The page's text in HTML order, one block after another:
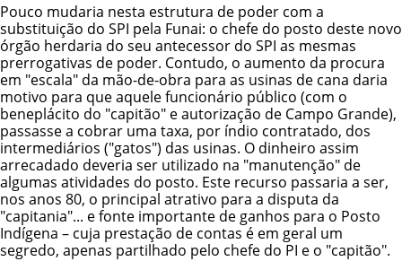
Pouco mudaria nesta estrutura de poder com a
substituição do SPI pela Funai: o chefe do posto deste novo
órgão herdaria do seu antecessor do SPI as mesmas
prerrogativas de poder. Contudo, o aumento da procura
em "escala" da mão-de-obra para as usinas de cana daria
motivo para que aquele funcionário público (com o
beneplácito do "capitão" e autorização de Campo Grande),
passasse a cobrar uma taxa, por índio contratado, dos
intermediários ("gatos") das usinas. O dinheiro assim
arrecadado deveria ser utilizado na "manutenção" de
algumas atividades do posto. Este recurso passaria a ser,
nos anos 80, o principal atrativo para a disputa da
"capitania"... e fonte importante de ganhos para o Posto
Indígena – cuja prestação de contas é em geral um
segredo, apenas partilhado pelo chefe do PI e o "capitão".